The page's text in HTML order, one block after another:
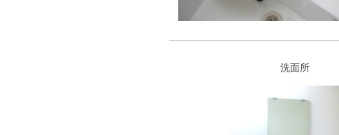
洗面所